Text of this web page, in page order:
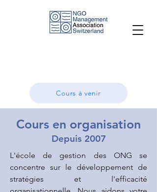
Cours à venir
Cours en organisation
Depuis 2007
L'école de gestion des ONG se
concentre sur le développement de
stratégies et l'efficacité